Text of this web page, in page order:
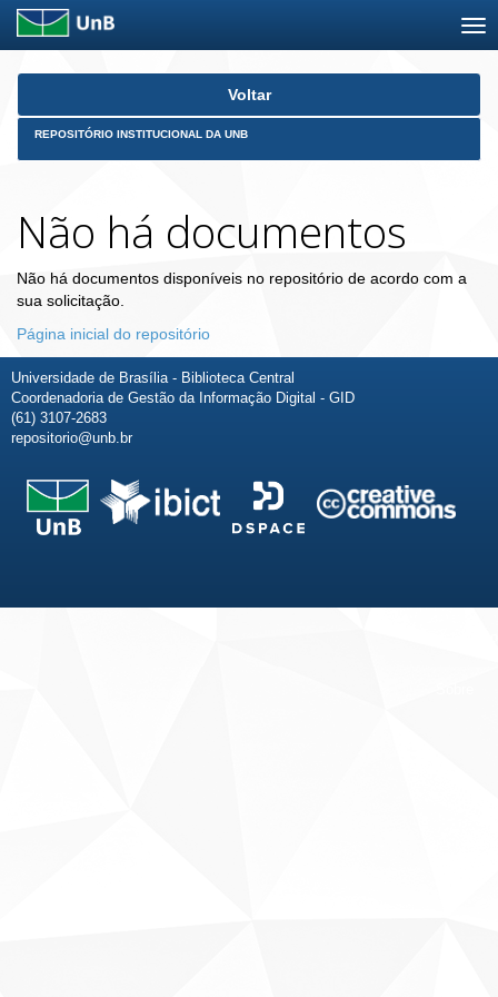
Skip
Voltar
REPOSITÓRIO INSTITUCIONAL DA UNB
Não há documentos
Não há documentos disponíveis no repositório de acordo com a
sua solicitação.
Página inicial do repositório
Universidade de Brasília - Biblioteca Central
Coordenadoria de Gestão da Informação Digital - GID
(61) 3107-2683
repositorio@unb.br